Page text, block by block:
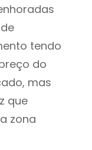
tendo
do
mas
que
zona